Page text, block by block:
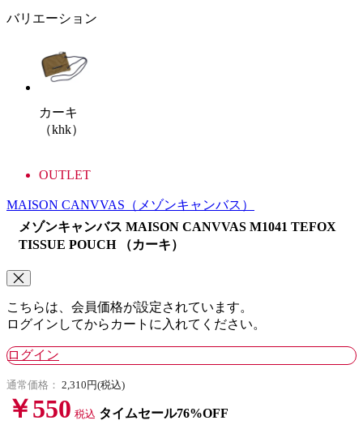
バリエーション
カーキ
（khk）
OUTLET
MAISON CANVVAS （メゾンキャンバス）
メゾンキャンバス MAISON CANVVAS M1041 TEFOX
TISSUE POUCH （カーキ）
こちらは、会員価格が設定されています。
ログインしてからカートに入れてください。
ログイン
通常価格： 2,310円(税込)
￥550 税込 タイムセール76%OFF